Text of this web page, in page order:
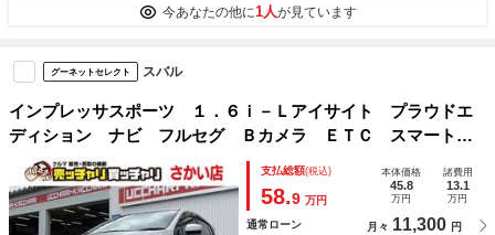
今あなたの他に1人が見ています
グーネットセレクト スバル
インプレッサスポーツ １．６ｉ－Ｌアイサイト プラウドエ
ディション ナビ フルセグ Ｂカメラ ＥＴＣ スマートキ
ー 純正アルミホイール フロアマット ドアバイザー 衝突
軽減ブレーキ クルーズコントロ―ル パドルシフト プッシ
ュスタート 横滑り防止装置 レーンキープ
支払総額(税込)
58.9 万円
本体価格
45.8
万円
諸費用
13.1
万円
通常ローン 月々 11,300 円